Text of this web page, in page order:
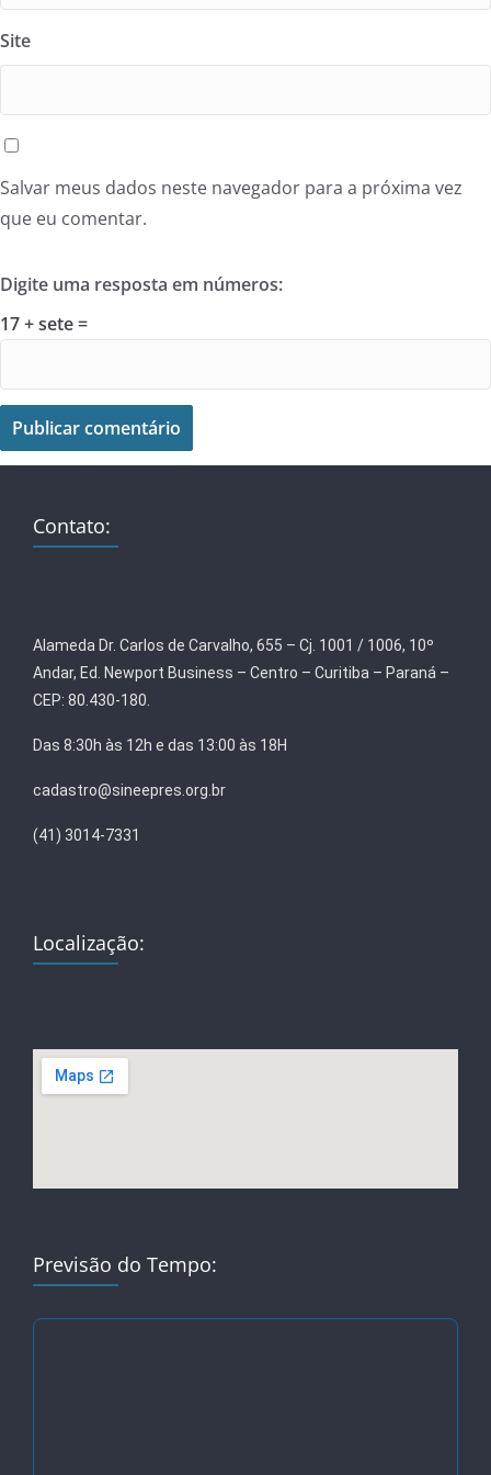
Site
Salvar meus dados neste navegador para a próxima vez
que eu comentar.
Digite uma resposta em números:
17 + sete =
Contato:
Alameda Dr. Carlos de Carvalho, 655 – Cj. 1001 / 1006, 10º
Andar, Ed. Newport Business – Centro – Curitiba – Paraná –
CEP: 80.430-180.
Das 8:30h às 12h e das 13:00 às 18H
cadastro@sineepres.org.br
(41) 3014-7331
Localização:
Previsão do Tempo: